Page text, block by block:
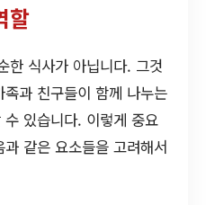
할
한 식사가 아닙니다. 그것
과 친구들이 함께 나누는
있습니다. 이렇게 중요
같은 요소들을 고려해서